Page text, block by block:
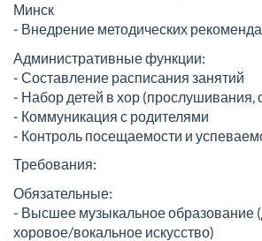
Минск
- Внедрение методических
Административные функции:
- Составление расписания занятий
- Набор детей в хор (прослушивания,
- Коммуникация с родителями
- Контроль посещаемости и
Требования:
Обязательные:
- Высшее музыкальное образование
хоровое/вокальное искусство)